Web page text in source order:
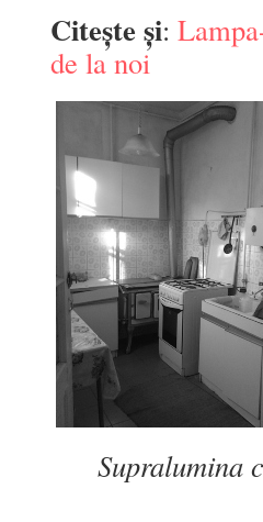
Citește și:
de la noi
Supralumina